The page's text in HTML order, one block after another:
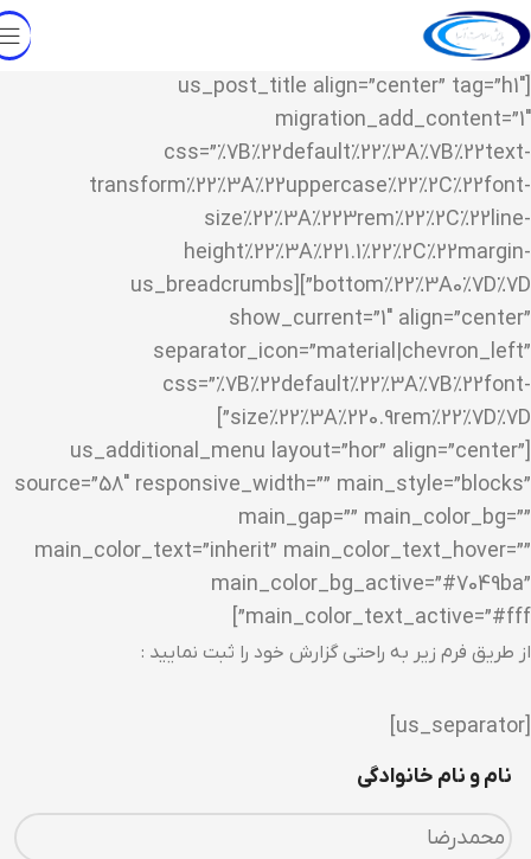
[us_post_title align=”center” tag=”h1″
migration_add_content=”1″
css=”%7B%22default%22%3A%7B%22text-
transform%22%3A%22uppercase%22%2C%22font-
size%22%3A%223rem%22%2C%22line-
height%22%3A%221.1%22%2C%22margin-
bottom%22%3A0%7D%7D”][us_breadcrumbs
show_current=”1″ align=”center”
separator_icon=”material|chevron_left”
css=”%7B%22default%22%3A%7B%22font-
size%22%3A%220.9rem%22%7D%7D”]
[us_additional_menu layout=”hor” align=”center”
source=”58″ responsive_width=”” main_style=”blocks”
main_gap=”” main_color_bg=””
main_color_text=”inherit” main_color_text_hover=””
main_color_bg_active=”#7049ba”
main_color_text_active=”#fff”]
از طریق فرم زیر به راحتی گزارش خود را ثبت نمایید :
نام و نام خانوادگی